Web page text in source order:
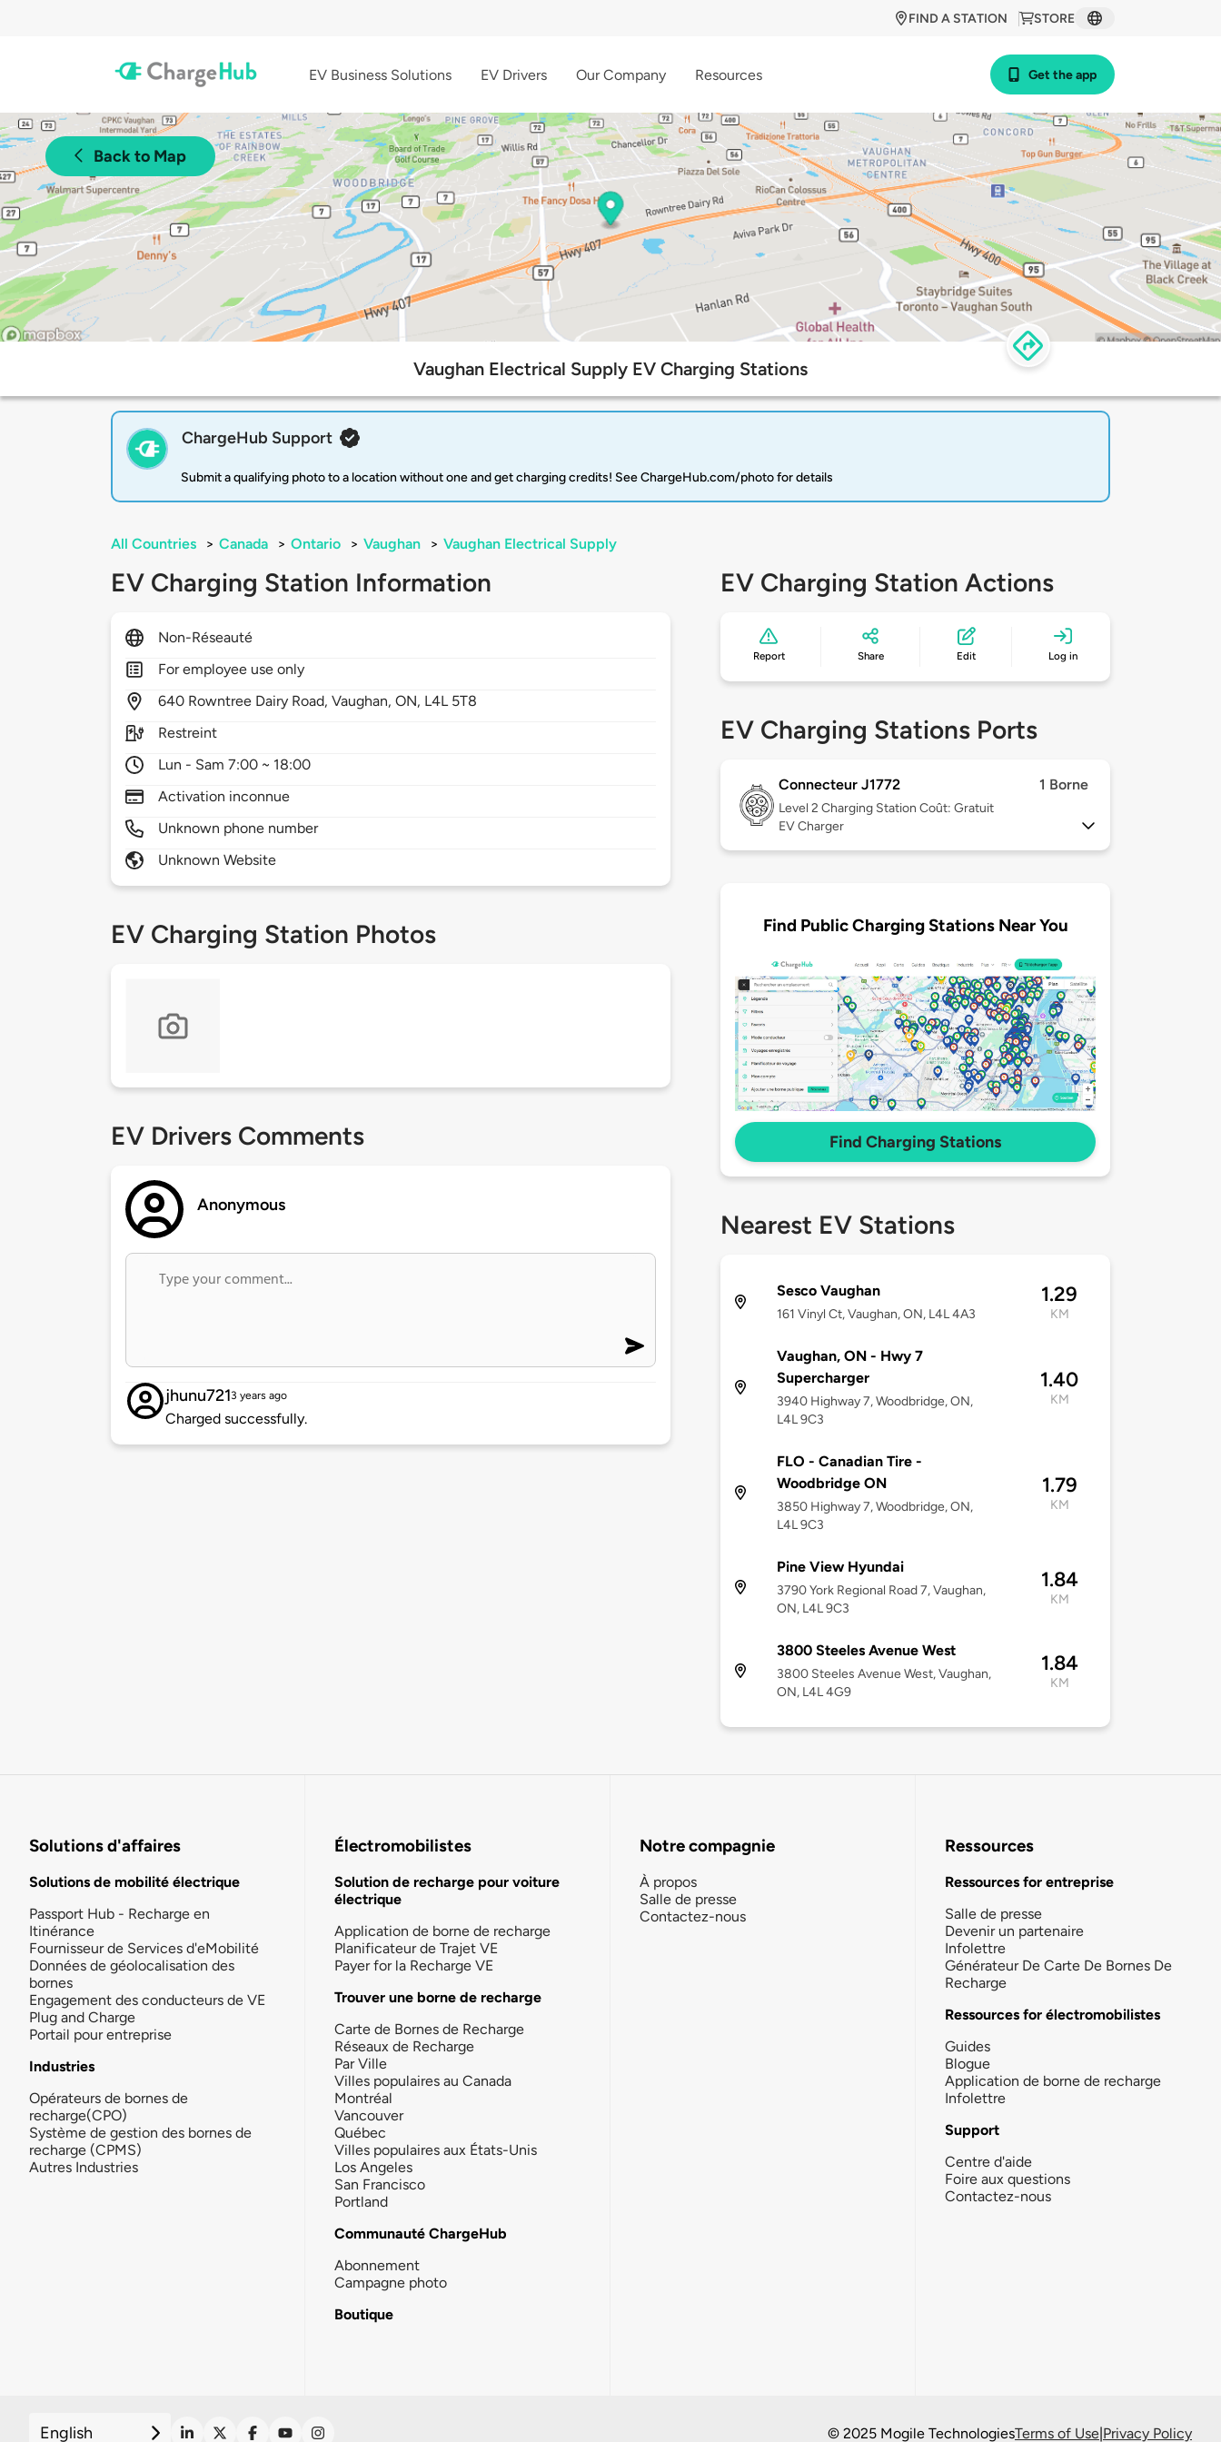
STORE
FIND A STATION
EV Business Solutions EV Drivers Our Company Resources Get the app
Back to Map
Vaughan Electrical Supply EV Charging Stations
ChargeHub Support
Submit a qualifying photo to a location without one and get charging credits! See ChargeHub.com/photo for details
All Countries > Canada > Ontario > Vaughan > Vaughan Electrical Supply
EV Charging Station Information
Non-Réseauté
For employee use only
640 Rowntree Dairy Road,Vaughan,ON, L4L 5T8
Restreint
Lun - Sam 7:00 ~ 18:00
Activation inconnue
Unknown phone number
Unknown Website
EV Charging Station Photos
EV Drivers Comments
Anonymous
jhunu7213 years ago
Charged successfully.
EV Charging Station Actions
Report Share Edit Log in
EV Charging Stations Ports
Connecteur J1772 1 Borne
Level 2 Charging Station Coût: Gratuit
EV Charger
Find Public Charging Stations Near You
Find Charging Stations
Nearest EV Stations
Sesco Vaughan
161 Vinyl Ct, Vaughan, ON, L4L 4A3
1.29
KM
Vaughan, ON - Hwy 7
Supercharger
3940 Highway 7, Woodbridge, ON,
L4L 9C3
1.40
KM
FLO - Canadian Tire -
Woodbridge ON
3850 Highway 7, Woodbridge, ON,
L4L 9C3
1.79
KM
Pine View Hyundai
3790 York Regional Road 7, Vaughan,
ON, L4L 9C3
1.84
KM
3800 Steeles Avenue West
3800 Steeles Avenue West, Vaughan,
ON, L4L 4G9
1.84
KM
Solutions d'affaires
Solutions de mobilité électrique
Passport Hub - Recharge en
Itinérance
Fournisseur de Services d'eMobilité
Données de géolocalisation des
bornes
Engagement des conducteurs de VE
Plug and Charge
Portail pour entreprise
Industries
Opérateurs de bornes de
recharge(CPO)
Système de gestion des bornes de
recharge (CPMS)
Autres Industries
Électromobilistes
Solution de recharge pour voiture
électrique
Application de borne de recharge
Planificateur de Trajet VE
Payer for la Recharge VE
Trouver une borne de recharge
Carte de Bornes de Recharge
Réseaux de Recharge
Par Ville
Villes populaires au Canada
Montréal
Vancouver
Québec
Villes populaires aux États-Unis
Los Angeles
San Francisco
Portland
Communauté ChargeHub
Abonnement
Campagne photo
Boutique
Notre compagnie
À propos
Salle de presse
Contactez-nous
Ressources
Ressources for entreprise
Salle de presse
Devenir un partenaire
Infolettre
Générateur De Carte De Bornes De
Recharge
Ressources for électromobilistes
Guides
Blogue
Application de borne de recharge
Infolettre
Support
Centre d'aide
Foire aux questions
Contactez-nous
English © 2025 Mogile TechnologiesTerms of Use|Privacy Policy